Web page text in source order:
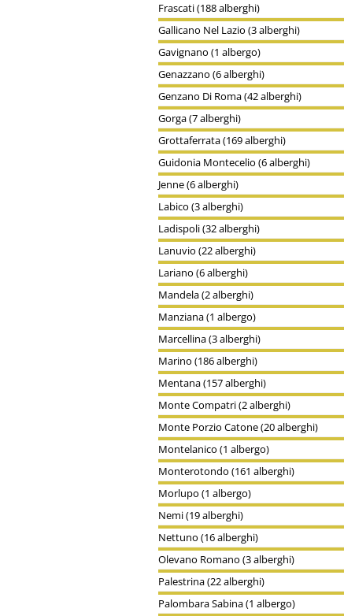
Frascati (188 alberghi)
Gallicano Nel Lazio (3 alberghi)
Gavignano (1 albergo)
Genazzano (6 alberghi)
Genzano Di Roma (42 alberghi)
Gorga (7 alberghi)
Grottaferrata (169 alberghi)
Guidonia Montecelio (6 alberghi)
Jenne (6 alberghi)
Labico (3 alberghi)
Ladispoli (32 alberghi)
Lanuvio (22 alberghi)
Lariano (6 alberghi)
Mandela (2 alberghi)
Manziana (1 albergo)
Marcellina (3 alberghi)
Marino (186 alberghi)
Mentana (157 alberghi)
Monte Compatri (2 alberghi)
Monte Porzio Catone (20 alberghi)
Montelanico (1 albergo)
Monterotondo (161 alberghi)
Morlupo (1 albergo)
Nemi (19 alberghi)
Nettuno (16 alberghi)
Olevano Romano (3 alberghi)
Palestrina (22 alberghi)
Palombara Sabina (1 albergo)